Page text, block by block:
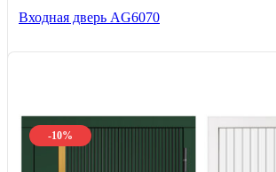
Входная дверь AG6070
-10%